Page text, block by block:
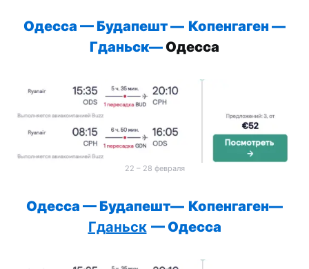
Одесса — Будапешт— Копенгаген —
Гданьск—Одесса
22 – 28 февраля
Одесса — Будапешт— Копенгаген—
Гданьск — Одесса